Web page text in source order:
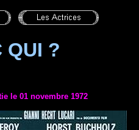
QUI ?
le 01 novembre 1972